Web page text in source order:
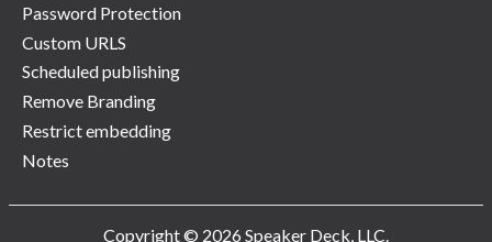
Password Protection
Custom URLS
Scheduled publishing
Remove Branding
Restrict embedding
Notes
Copyright © 2026 Speaker Deck, LLC.